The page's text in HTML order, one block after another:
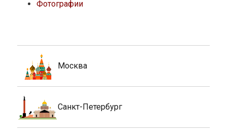
Фотографии
Москва
Санкт-Петербург